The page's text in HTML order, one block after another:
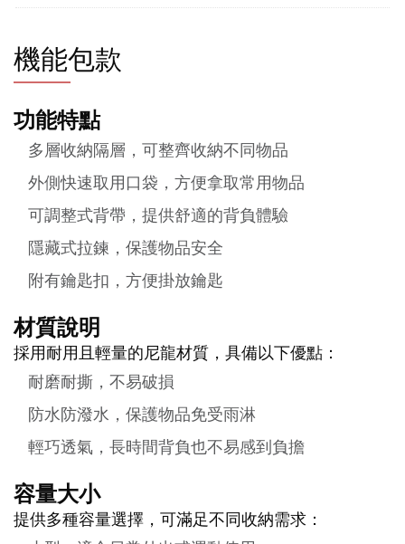
機能包款
功能特點
多層收納隔層，可整齊收納不同物品
外側快速取用口袋，方便拿取常用物品
可調整式背帶，提供舒適的背負體驗
隱藏式拉鍊，保護物品安全
附有鑰匙扣，方便掛放鑰匙
材質說明
採用耐用且輕量的尼龍材質，具備以下優點：
耐磨耐撕，不易破損
防水防潑水，保護物品免受雨淋
輕巧透氣，長時間背負也不易感到負擔
容量大小
提供多種容量選擇，可滿足不同收納需求：